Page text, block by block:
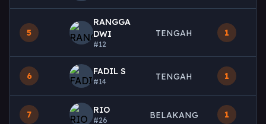
5
RANGGA
DWI
#12
TENGAH 1
6 FADIL S
#14 TENGAH 1
7 RIO
#26 BELAKANG 1